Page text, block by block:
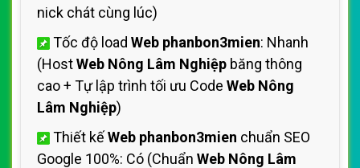
nick chát cùng lúc)
Tốc độ load Web phanbon3mien: Nhanh
(HostWeb Nông Lâm Nghiệp băng thông
cao + Tự lập trình tối ưu Code Web Nông
Lâm Nghiệp)
Thiết kếWeb phanbon3mien chuẩn SEO
Google 100%: Có (Chuẩn Web Nông Lâm